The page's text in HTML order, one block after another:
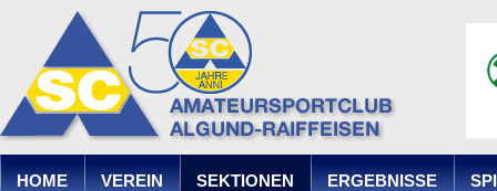
HOME VEREIN SEKTIONEN ERGEBNISSE